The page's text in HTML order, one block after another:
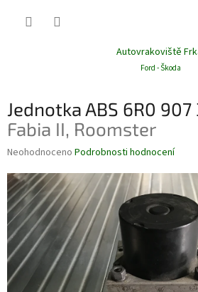
Autovrakoviště
Ford - Škoda
Jednotka ABS 6R0 907
Fabia II, Roomster
Průměrné
produktu
je
0,0
z
5
hvězdiček.
Neohodnoceno Podrobnosti hodnocení